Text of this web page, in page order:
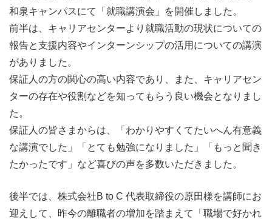
和泉キャンパスにて「就職講演会」を開催しました。
前半は、キャリアセンターより就職活動の現状についての
報告と支援内容やインターンシップの活用についての講演
がありました。
保証人の方の関心の高い内容であり、また、キャリアセン
ターの存在や役割などを知ってもらう良い機会となりまし
た。
保証人の皆さまからは、「わかりやすくてたいへん有意義
な講演でした」「とても勉強になりました」「もっと聞き
たかったです」など喜びの声を多数いただきました。
後半では、 株式会社B to C 代表取締役の原田様を講師にお
迎えして、昨今の離職者の増加を踏まえて「職場で好かれ